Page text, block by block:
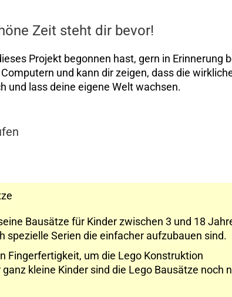
Zeit steht dir bevor!
Projekt begonnen hast, gern in Erinnerung
und kann dir zeigen, dass die
und lass deine eigene Welt wachsen.
Bausätze für Kinder zwischen 3 und 18
spezielle Serien die einfacher aufzubauen sind.
Fingerfertigkeit, um die Lego Konstruktion
kleine Kinder sind die Lego Bausätze noch